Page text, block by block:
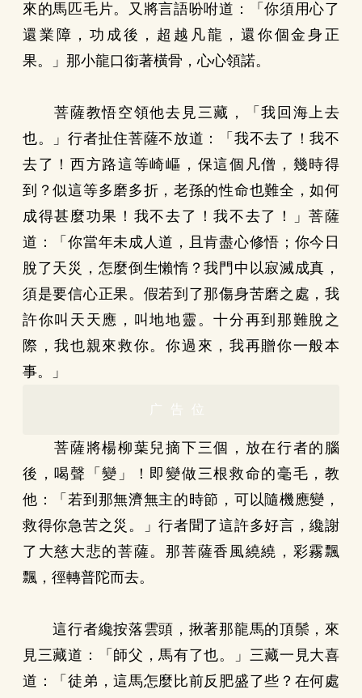
來的馬匹毛片。又將言語吩咐道：「你須用心了
還業障，功成後，超越凡龍，還你個金身正
果。」那小龍口銜著橫骨，心心領諾。
菩薩教悟空領他去見三藏，「我回海上去
也。」行者扯住菩薩不放道：「我不去了！我不
去了！西方路這等崎嶇，保這個凡僧，幾時得
到？似這等多磨多折，老孫的性命也難全，如何
成得甚麼功果！我不去了！我不去了！」菩薩
道：「你當年未成人道，且肯盡心修悟；你今日
脫了天災，怎麼倒生懶惰？我門中以寂滅成真，
須是要信心正果。假若到了那傷身苦磨之處，我
許你叫天天應，叫地地靈。十分再到那難脫之
際，我也親來救你。你過來，我再贈你一般本
事。」
广告位
菩薩將楊柳葉兒摘下三個，放在行者的腦
後，喝聲「變」！即變做三根救命的毫毛，教
他：「若到那無濟無主的時節，可以隨機應變，
救得你急苦之災。」行者聞了這許多好言，纔謝
了大慈大悲的菩薩。那菩薩香風繞繞，彩霧飄
飄，徑轉普陀而去。
這行者纔按落雲頭，揪著那龍馬的頂鬃，來
見三藏道：「師父，馬有了也。」三藏一見大喜
道：「徒弟，這馬怎麼比前反肥盛了些？在何處